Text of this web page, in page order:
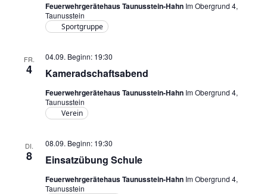
Feuerwehrgerätehaus Taunusstein-Hahn Im Obergrund 4,
Taunusstein
Sportgruppe
FR.
4 Kameradschaftsabend
04.09. Beginn: 19:30
Feuerwehrgerätehaus Taunusstein-Hahn Im Obergrund 4,
Taunusstein
Verein
DI.
8 Einsatzübung Schule
08.09. Beginn: 19:30
Feuerwehrgerätehaus Taunusstein-Hahn Im Obergrund 4,
Taunusstein